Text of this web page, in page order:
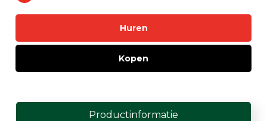
Huren
Kopen
Productinformatie